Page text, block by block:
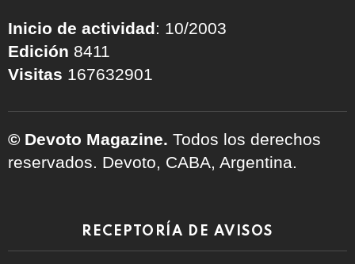
Inicio de actividad: 10/2003
Edición 8411
Visitas 167632901
© Devoto Magazine. Todos los derechos
reservados. Devoto, CABA, Argentina.
RECEPTORÍA DE AVISOS